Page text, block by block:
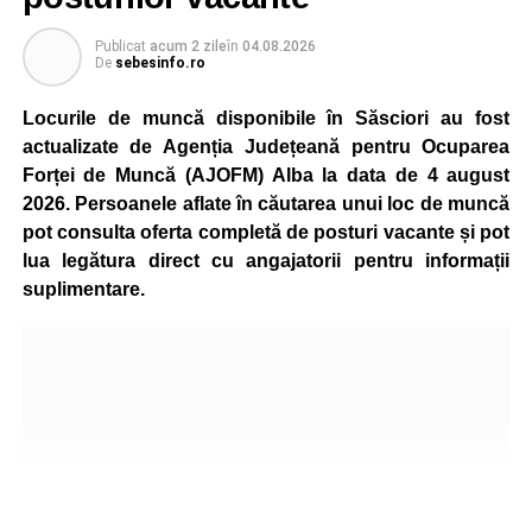
de producție nu va afecta livrările către clienți.
Kronospan se numără printre cei mai mari consumatori de
energie electrică din România. O parte din necesarul
energetic este acoperită prin producția proprie de energie,
realizată cu ajutorul panourilor fotovoltaice și al unităților
de cogenerare.
Reprezentanții companiei afirmă că vor continua
colaborarea cu autoritățile și operatorii din domeniul
energetic pentru a contribui la depășirea perioadei dificile
Publicat acum 2 zileîn 04.08.2026
De sebesinfo.ro
Locurile de muncă disponibile în Săsciori au fost
actualizate de Agenția Județeană pentru Ocuparea
Forței de Muncă (AJOFM) Alba la data de 4 august
2026. Persoanele aflate în căutarea unui loc de muncă
pot consulta oferta completă de posturi vacante și pot
lua legătura direct cu angajatorii pentru informații
suplimentare.